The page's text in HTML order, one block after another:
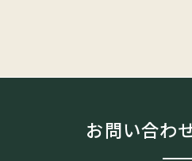
お問い合わ